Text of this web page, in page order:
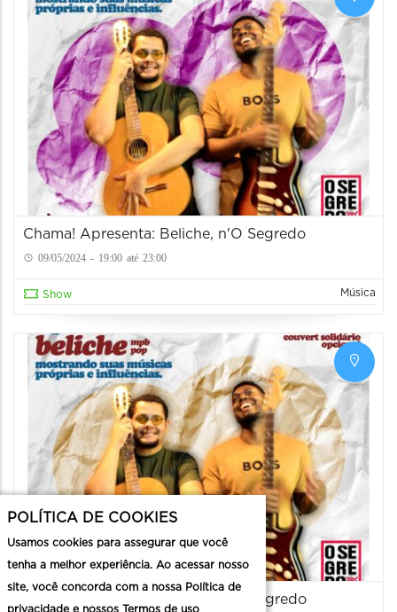
Chama! Apresenta: Beliche, n'O Segredo
09/05/2024 - 19:00 até 23:00
Show Música
Chama Apresenta: Beliche, n' O Segredo
POLÍTICA DE COOKIES
Usamos cookies para assegurar que você
tenha a melhor experiência. Ao acessar nosso
site, você concorda com a nossa Política de
privacidade e nossos Termos de uso